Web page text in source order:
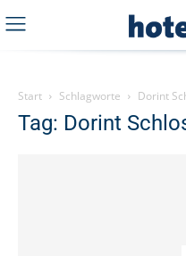
Start Schlagworte Dorint
Tag: Dorint